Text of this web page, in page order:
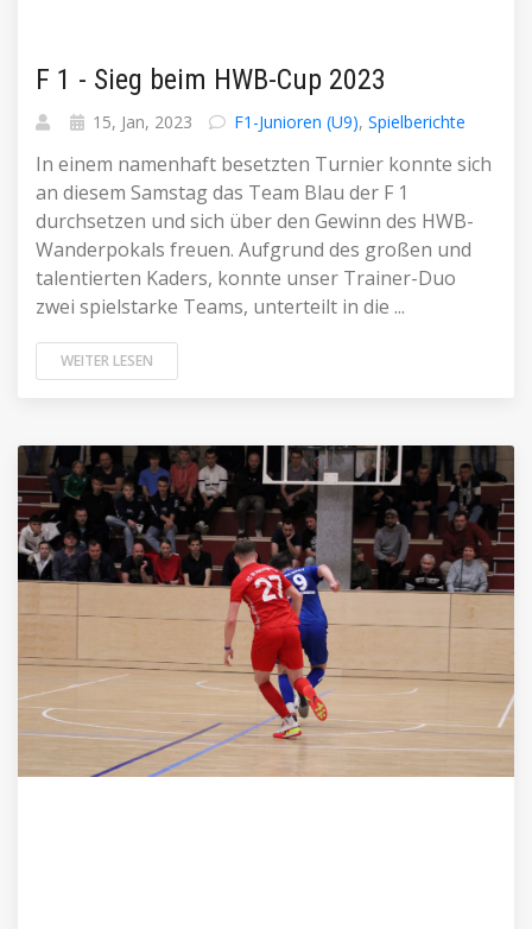
F 1 - Sieg beim HWB-Cup 2023
15, Jan, 2023 F1-Junioren (U9), Spielberichte
In einem namenhaft besetzten Turnier konnte sich
an diesem Samstag das Team Blau der F 1
durchsetzen und sich über den Gewinn des HWB-
Wanderpokals freuen. Aufgrund des großen und
talentierten Kaders, konnte unser Trainer-Duo
zwei spielstarke Teams, unterteilt in die ...
WEITER LESEN